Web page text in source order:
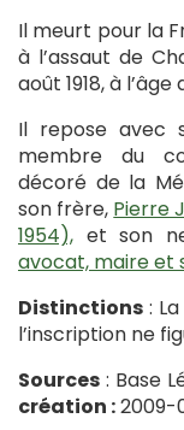
Il meurt pour la
à l’assaut de
août 1918, à l’âge
Il repose avec
membre du
décoré de la
son frère, Pierre
1954), et son
avocat, maire et
Distinctions :
l’inscription ne
Sources : Base
création :2009-